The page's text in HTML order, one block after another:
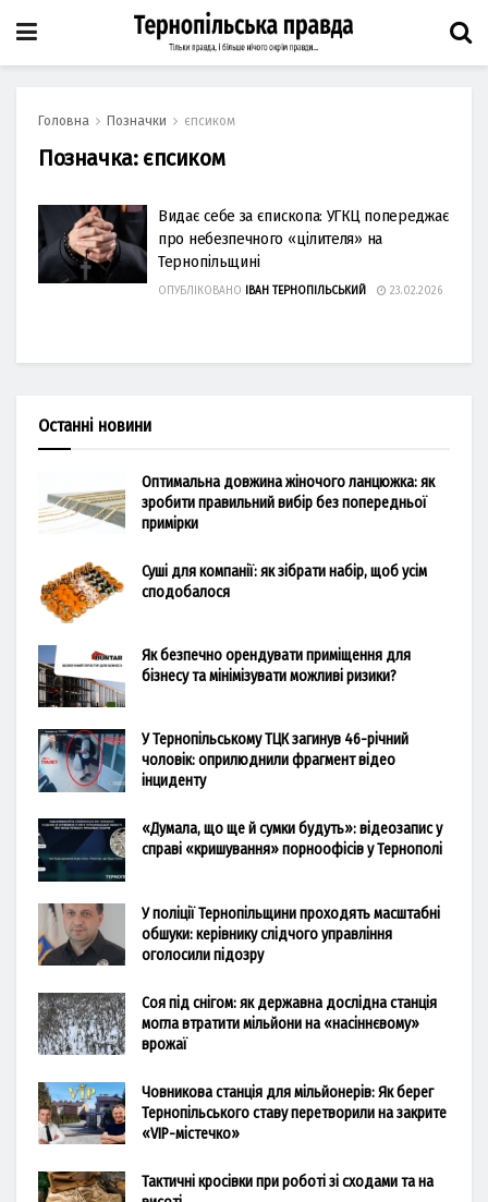
Головна Позначки єпсиком
Позначка: єпсиком
Видає себе за єпископа: УГКЦ попереджає
про небезпечного «цілителя» на
Тернопільщині
ОПУБЛІКОВАНО ІВАН ТЕРНОПІЛЬСЬКИЙ 23.02.2026
Останні новини
Оптимальна довжина жіночого ланцюжка: як
зробити правильний вибір без попередньої
примірки
Суші для компанії: як зібрати набір, щоб усім
сподобалося
Як безпечно орендувати приміщення для
бізнесу та мінімізувати можливі ризики?
У Тернопільському ТЦК загинув 46-річний
чоловік: оприлюднили фрагмент відео
інциденту
«Думала, що ще й сумки будуть»: відеозапис у
справі «кришування» порноофісів у Тернополі
У поліції Тернопільщини проходять масштабні
обшуки: керівнику слідчого управління
оголосили підозру
Соя під снігом: як державна дослідна станція
могла втратити мільйони на «насіннєвому»
врожаї
Човникова станція для мільйонерів: Як берег
Тернопільського ставу перетворили на закрите
«VIP-містечко»
Тактичні кросівки при роботі зі сходами та на